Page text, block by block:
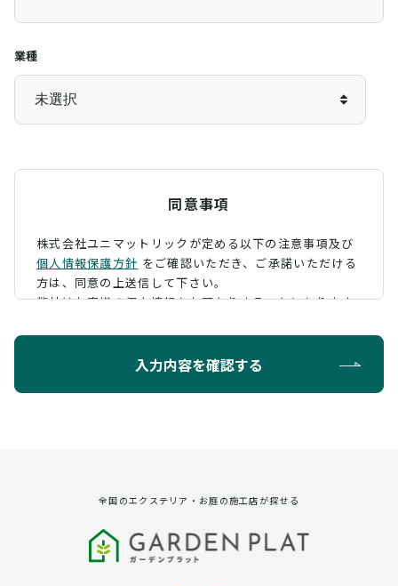
業種
同意事項
株式会社ユニマットリックが定める以下の注意事項及び
個人情報保護方針 をご確認いただき、 ご承諾いただける
方は、同意の上送信して下さい。
弊社はお客様の個人情報をお預かりすることになります
ように定め、保護に努めております。
第三者への提供
弊社は法律で定められている場合を除いて、お客様の個
入力内容を確認する
全国のエクステリア・お庭の施工店が探せる